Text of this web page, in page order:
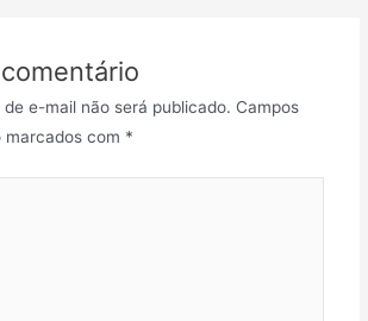
de e-mail não será publicado. Campos
marcados com *